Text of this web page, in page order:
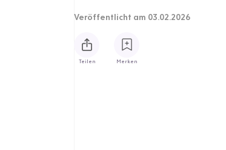
Veröffentlicht am 03.02.2026
Teilen Merken